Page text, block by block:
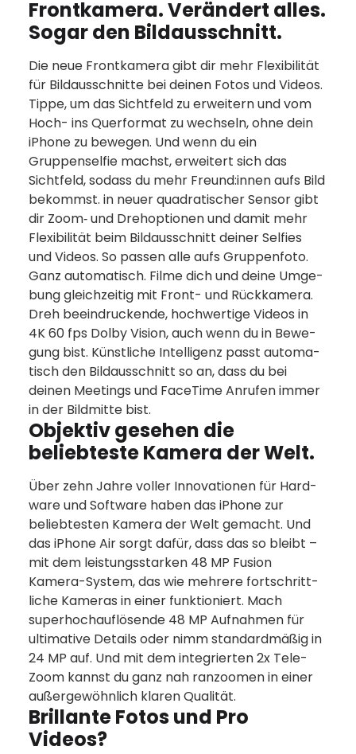
Frontkamera. Verändert alles.
Sogar den Bild­ausschnitt.
Die neue Frontkamera gibt dir mehr Flexibilität
für Bildausschnitte bei deinen Fotos und Videos.
Tippe, um das Sichtfeld zu erweitern und vom
Hoch- ins Querformat zu wechseln, ohne dein
iPhone zu bewegen. Und wenn du ein
Gruppenselfie machst, erweitert sich das
Sichtfeld, sodass du mehr Freund:innen aufs Bild
bekommst. in neuer quadratischer Sensor gibt
dir Zoom‑ und Drehoptionen und damit mehr
Flexibilität beim Bild­aus­schnitt deiner Selfies
und Videos. So passen alle aufs Gruppen­foto.
Ganz auto­ma­tisch. Filme dich und deine Um­ge­
bung gleich­zeitig mit Front- und Rückkamera.
Dreh beein­druckende, hoch­wertige Videos in
4K 60 fps Dolby Vision, auch wenn du in Bewe­
gung bist. Künstliche Intelligenz passt auto­ma­
tisch den Bild­aus­schnitt so an, dass du bei
deinen Meetings und FaceTime Anrufen immer
in der Bildmitte bist.
Objektiv ge­sehen die
beliebteste Kamera der Welt.
Über zehn Jahre voller Inno­vationen für Hard­
ware und Soft­ware haben das iPhone zur
belieb­testen Kamera der Welt gemacht. Und
das iPhone Air sorgt dafür, dass das so bleibt –
mit dem leistungs­starken 48 MP Fusion
Kamera-System, das wie mehrere fort­schritt­
liche Kameras in einer funk­tio­niert. Mach
super­hochauflösende 48 MP Auf­nahmen für
ultimative Details oder nimm standard­mäßig in
24 MP auf. Und mit dem inte­grierten 2x Tele-
Zoom kannst du ganz nah ranzoomen in einer
außer­gewöhnlich klaren Qualität.
Brillante Fotos und Pro
Videos?